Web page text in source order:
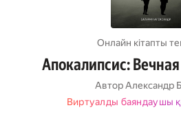
Онлайн кітапты
Апокалипсис:
Автор Александр
Виртуалды баяндаушы